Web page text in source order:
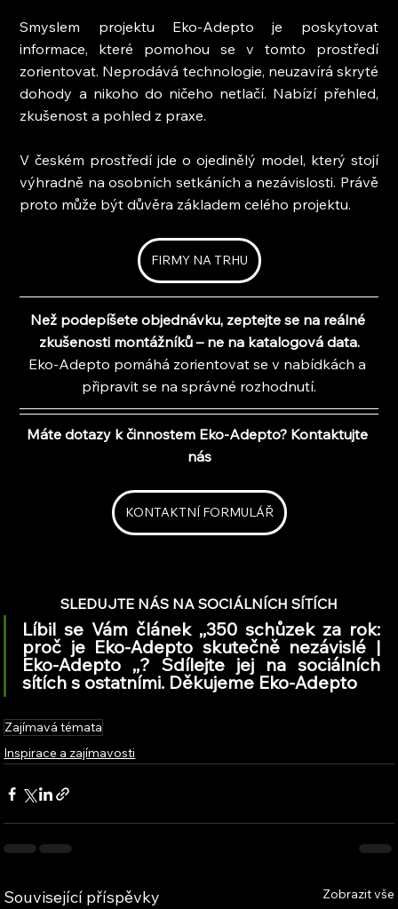
Smyslem projektu Eko-Adepto je poskytovat
informace, které pomohou se v tomto prostředí
zorientovat. Neprodává technologie, neuzavírá skryté
dohody a nikoho do ničeho netlačí. Nabízí přehled,
zkušenost a pohled z praxe.
V českém prostředí jde o ojedinělý model, který stojí
výhradně na osobních setkáních a nezávislosti. Právě
proto může být důvěra základem celého projektu.
FIRMY NA TRHU
Než podepíšete objednávku, zeptejte se na reálné
zkušenosti montážníků – ne na katalogová data.
Eko-Adepto pomáhá zorientovat se v nabídkách a
připravit se na správné rozhodnutí.
Máte dotazy k činnostem Eko-Adepto? Kontaktujte
nás
KONTAKTNÍ FORMULÁŘ
SLEDUJTE NÁS NA SOCIÁLNÍCH SÍTÍCH
Líbil se Vám článek ,,350 schůzek za rok:
proč je Eko-Adepto skutečně nezávislé |
Eko-Adepto ,,? Sdílejte jej na sociálních
sítích s ostatními. Děkujeme Eko-Adepto
Zajímavá témata
Inspirace a zajímavosti
Související příspěvky Zobrazit vše